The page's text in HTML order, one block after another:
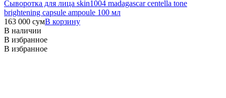
Сыворотка для лица skin1004 madagascar centella tone
brightening capsule ampoule 100 мл
163 000 сумВ корзину
В наличии
В избранное
В избранное